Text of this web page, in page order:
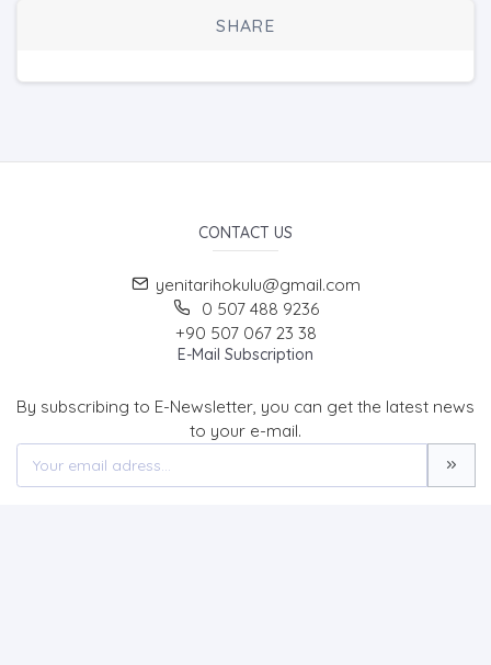
SHARE
CONTACT US
yenitarihokulu@gmail.com
0 507 488 9236
+90 507 067 23 38
E-Mail Subscription
By subscribing to E-Newsletter, you can get the latest news
to your e-mail.